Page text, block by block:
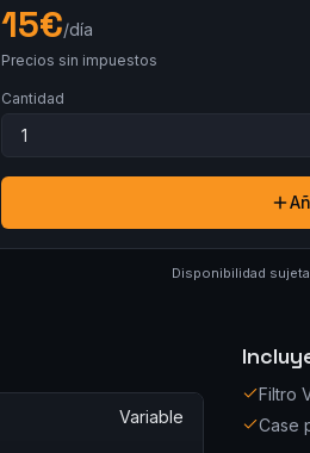
15€/día
Precios sin impuestos
Cantidad
Disponibilidad
Variable
Filtro
Case